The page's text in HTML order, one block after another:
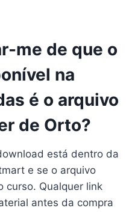
me de que o
na
é o arquivo
de Orto?
está dentro da
e se o arquivo
curso. Qualquer link
antes da compra